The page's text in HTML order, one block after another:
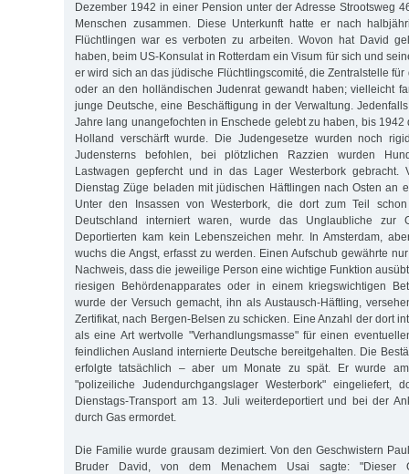
Dezember 1942 in einer Pension unter der Adresse Strootsweg
Menschen zusammen. Diese Unterkunft hatte er nach
Flüchtlingen war es verboten zu arbeiten. Wovon hat David
haben, beim US-Konsulat in Rotterdam ein Visum für sich und
er wird sich an das jüdische Flüchtlingscomité, die Zentralstelle für
oder an den holländischen Judenrat gewandt haben; vielleicht
junge Deutsche, eine Beschäftigung in der Verwaltung.
Jahre lang unangefochten in Enschede gelebt zu haben, bis
Holland verschärft wurde. Die Judengesetze wurden noch
Judensterns befohlen, bei plötzlichen Razzien wurden
Lastwagen gepfercht und in das Lager Westerbork gebracht.
Dienstag Züge beladen mit jüdischen Häftlingen nach Osten an
Unter den Insassen von Westerbork, die dort zum Teil
Deutschland interniert waren, wurde das Unglaubliche zur
Deportierten kam kein Lebenszeichen mehr. In Amsterdam,
wuchs die Angst, erfasst zu werden. Einen Aufschub gewährte
Nachweis, dass die jeweilige Person eine wichtige Funktion
riesigen Behördenapparates oder in einem kriegswichtigen
wurde der Versuch gemacht, ihn als Austausch-Häftling,
Zertifikat, nach Bergen-Belsen zu schicken. Eine Anzahl der dort
als eine Art wertvolle "Verhandlungsmasse" für einen
feindlichen Ausland internierte Deutsche bereitgehalten. Die
erfolgte tatsächlich – aber um Monate zu spät. Er wurde
"polizeiliche Judendurchgangslager Westerbork" eingeliefert,
Dienstags-Transport am 13. Juli weiterdeportiert und bei der
durch Gas ermordet.
Die Familie wurde grausam dezimiert. Von den Geschwistern
Bruder David, von dem Menachem Usai sagte: "Dieser